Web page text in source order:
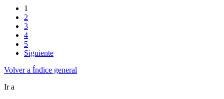
1
2
3
4
5
Siguiente
Volver a Índice general
Ir a